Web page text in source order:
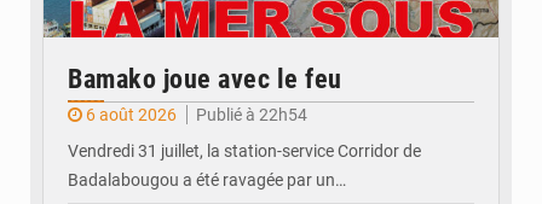
Bamako joue avec le feu
6 août 2026
Publié à 22h54
Vendredi 31 juillet, la station-service Corridor de
Badalabougou a été ravagée par un…